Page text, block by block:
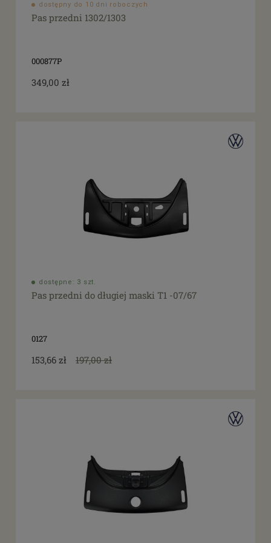
dostępny do 10 dni roboczych
Pas przedni 1302/1303
000877P
349,00 zł
dostępne: 3 szt.
Pas przedni do długiej maski T1 -07/67
0127
153,66 zł 197,00 zł